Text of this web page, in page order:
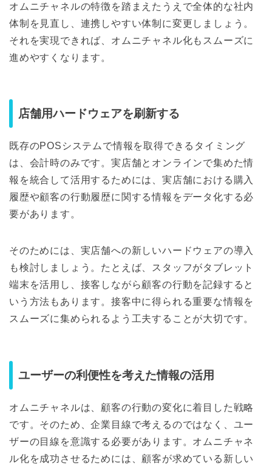
オムニチャネルの特徴を踏まえたうえで全体的な社内
体制を見直し、連携しやすい体制に変更しましょう。
それを実現できれば、オムニチャネル化もスムーズに
進めやすくなります。
店舗用ハードウェアを刷新する
既存のPOSシステムで情報を取得できるタイミング
は、会計時のみです。実店舗とオンラインで集めた情
報を統合して活用するためには、実店舗における購入
履歴や顧客の行動履歴に関する情報をデータ化する必
要があります。
そのためには、実店舗への新しいハードウェアの導入
も検討しましょう。たとえば、スタッフがタブレット
端末を活用し、接客しながら顧客の行動を記録すると
いう方法もあります。接客中に得られる重要な情報を
スムーズに集められるよう工夫することが大切です。
ユーザーの利便性を考えた情報の活用
オムニチャネルは、顧客の行動の変化に着目した戦略
です。そのため、企業目線で考えるのではなく、ユー
ザーの目線を意識する必要があります。オムニチャネ
ル化を成功させるためには、顧客が求めている新しい